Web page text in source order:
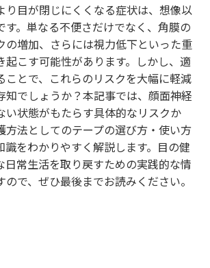
り目が閉じにくくなる症状は、想像以
す。単なる不便さだけでなく、角膜の
の増加、さらには視力低下といった重
起こす可能性があります。しかし、適
ことで、これらのリスクを大幅に軽減
知でしょうか？本記事では、顔面神経
い状態がもたらす具体的なリスクか
方法としてのテープの選び方・使い方
識をわかりやすく解説します。目の健
日常生活を取り戻すための実践的な情
で、ぜひ最後までお読みください。